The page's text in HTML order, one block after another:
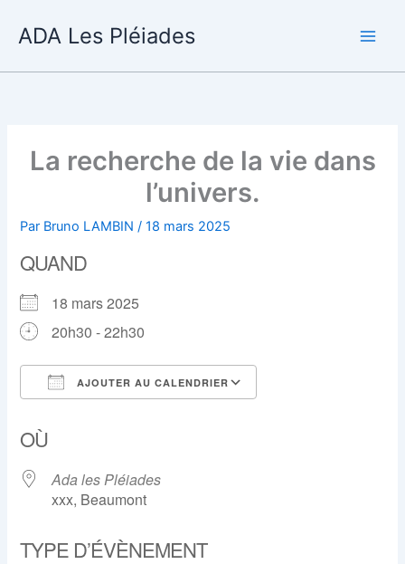
ADA Les Pléiades
La recherche de la vie dans
l’univers.
Par Bruno LAMBIN/18 mars 2025
QUAND
18 mars 2025
20h30 - 22h30
AJOUTER AU CALENDRIER
OÙ
Ada les Pléiades
xxx, Beaumont
TYPE D’ÉVÈNEMENT